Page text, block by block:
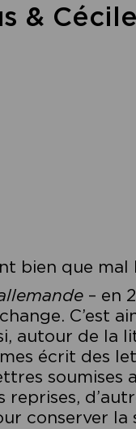
&
bien que mal
– en
C’est
autour de la
écrit des
soumises
conserver la